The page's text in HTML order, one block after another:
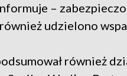
–
udzielono
również